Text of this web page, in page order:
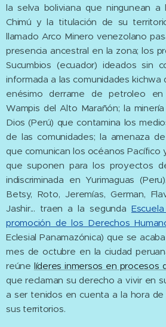
la selva boliviana que ningunean a
Chimú y la titulación de su
llamado Arco Minero venezolano
presencia ancestral en la zona; los
Sucumbios (ecuador) ideados sin
informada a las comunidades kichwa
enésimo derrame de petroleo
Wampis del Alto Marañón; la
Dios (Perú) que contamina los
de las comunidades; la amenaza
que comunican los océanos Pacífico
que suponen para los proyectos
indiscriminada en Yurimaguas
Betsy, Roto, Jeremías, German,
Jashir... traen a la segunda
promoción de los Derechos
Eclesial Panamazónica) que se
mes de octubre en la ciudad
reúne líderes inmersos en procesos
que reclaman su derecho a vivir en
a ser tenidos en cuenta a la hora
sus territorios.